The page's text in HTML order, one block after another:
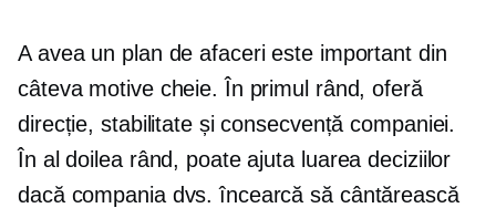
A avea un plan de afaceri este important din
câteva motive cheie. În primul rând, oferă
direcție, stabilitate și consecvență companiei.
În al doilea rând, poate ajuta luarea deciziilor
dacă compania dvs. încearcă să cântărească